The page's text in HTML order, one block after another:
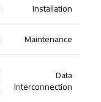
Installation
Maintenance
Data
Interconnection